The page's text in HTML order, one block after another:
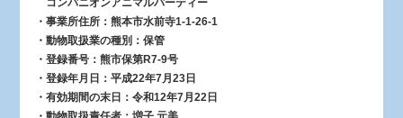
・事業所住所：熊本市水前寺1-1-26-1
・動物取扱業の種別：保管
・登録番号：熊市保第R7-9号
・登録年月日：平成22年7月23日
・有効期間の末日：令和12年7月22日